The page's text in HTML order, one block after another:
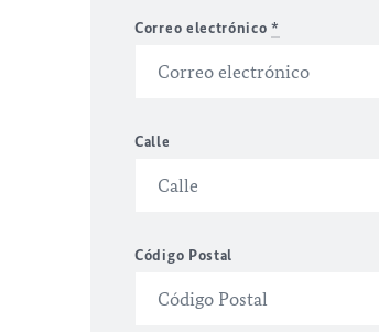
Correo electrónico*
Calle
Código Postal